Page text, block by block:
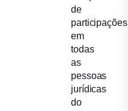
de
participações
em
todas
as
pessoas
jurídicas
do